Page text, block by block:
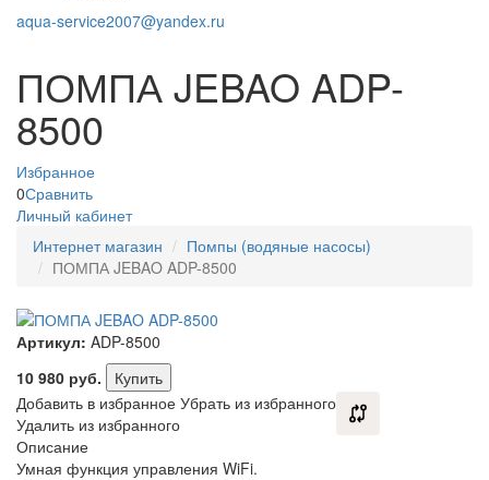
aqua-service2007@yandex.ru
ПОМПА JEBAO ADP-
8500
Избранное
0Сравнить
Личный кабинет
Интернет магазин
Помпы (водяные насосы)
ПОМПА JEBAO ADP-8500
Артикул: ADP-8500
10 980 руб.
Купить
Добавить в избранное Убрать из избранного
Удалить из избранного
Описание
Умная функция управления WiFi.